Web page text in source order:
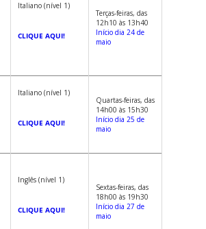
Italiano (nível 1)
CLIQUE AQUI!
Terças-feiras, das
12h10 às 13h40
Início dia 24 de
maio
Italiano (nível 1)
CLIQUE AQUI!
Quartas-feiras, das
14h00 às 15h30
Início dia 25 de
maio
Inglês (nível 1)
CLIQUE AQUI!
Sextas-feiras, das
18h00 às 19h30
Início dia 27 de
maio